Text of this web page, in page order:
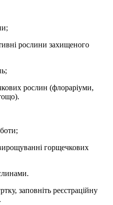
рослини захищеного
рослин (флораріуми,
горщечкових
заповніть реєстраційну